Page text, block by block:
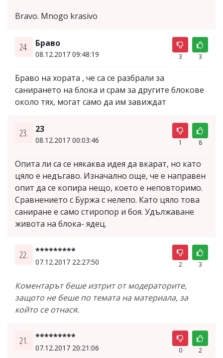
Bravo. Mnogo krasivo
24. Браво
08.12.2017 09:48:19 3 3
Браво на хората , че са се разбрали за
санирането на блока и срам за другите блокове
около тях, могат само да им завиждат
23. 23
08.12.2017 00:03:46 1 8
Опита ли са се някаква идея да вкарат, но като
цяло е недъгаво. Изначално още, че е направен
опит да се копира нещо, което е неповторимо.
Сравнението с Буржа с нелепо. Като цяло това
саниране е само стиропор и боя. Удължаване
живота на блока- ядец.
22. *********
07.12.2017 22:27:50 2 3
Коментарът беше изтрит от модераторите,
защото не беше по темата на материала, за
който се отнася.
21. *********
07.12.2017 20:21:06 0 2